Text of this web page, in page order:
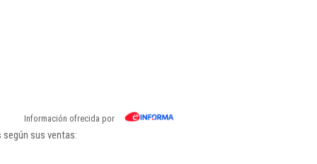
Información ofrecida por
sus ventas: